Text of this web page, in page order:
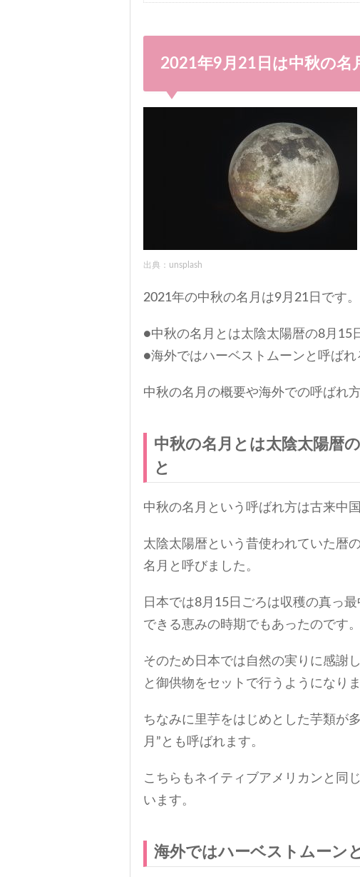
2021年9月21日は中秋の名
出典：unsplash
2021年の中秋の名月は9月21日です。
●中秋の名月とは太陰太陽暦の8月15
●海外ではハーベストムーンと呼ばれ
中秋の名月の概要や海外での呼ばれ
中秋の名月とは太陰太陽暦
と
中秋の名月という呼ばれ方は古来中
太陰太陽暦という昔使われていた暦
名月と呼びました。
日本では8月15日ごろは収穫の真っ
できる恵みの時期でもあったのです。
そのため日本では自然の実りに感謝
と御供物をセットで行うようになりま
ちなみに里芋をはじめとした芋類が
月”とも呼ばれます。
こちらもネイティブアメリカンと同
います。
海外ではハーベストムーン